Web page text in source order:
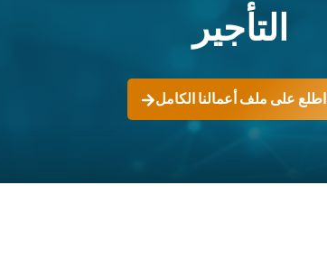
التأجير
اطلع على ملف أعمالنا الكامل